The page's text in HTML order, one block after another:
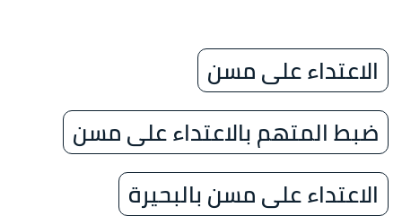
الاعتداء على مسن
ضبط المتهم بالاعتداء على مسن
الاعتداء على مسن بالبحيرة